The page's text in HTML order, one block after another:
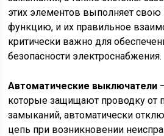
этих элементов выполняет
функцию, и их правильное
критически важно для
безопасности электроснабжения.
Автоматические выключатели
которые защищают проводку от
замыканий, автоматически
цепь при возникновении